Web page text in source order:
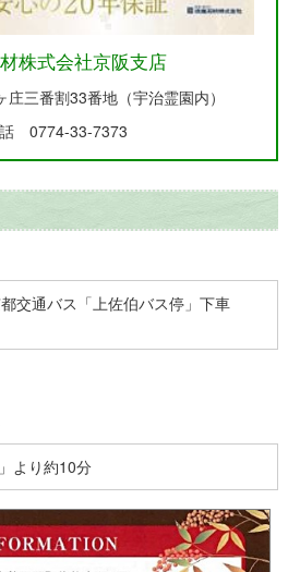
株式会社京阪支店
三番割33番地（宇治霊園内）
0774-33-7373
通バス「上佐伯バス停」下車
より約10分